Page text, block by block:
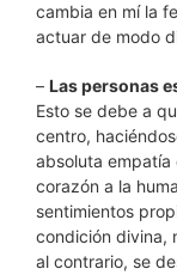
cambia en mí la
actuar de modo
– Las personas
Esto se debe a
centro,
absoluta empatía
corazón a la
sentimientos
condición divina,
al contrario, se